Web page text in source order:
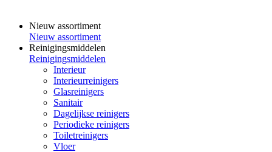
Nieuw assortiment
Nieuw assortiment
Reinigingsmiddelen
Reinigingsmiddelen
Interieur
Interieurreinigers
Glasreinigers
Sanitair
Dagelijkse reinigers
Periodieke reinigers
Toiletreinigers
Vloer